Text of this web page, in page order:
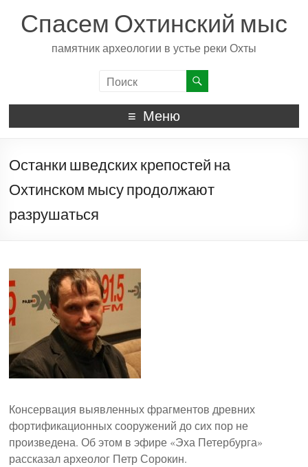
Спасем Охтинский мыс
памятник археологии в устье реки Охты
Меню
Останки шведских крепостей на
Охтинском мысу продолжают
разрушаться
Консервация выявленных фрагментов древних
фортификационных сооружений до сих пор не
произведена. Об этом в эфире «Эха Петербурга»
рассказал археолог Петр Сорокин.